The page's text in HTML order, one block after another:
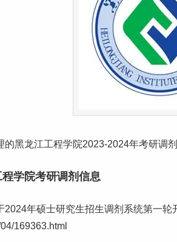
的黑龙江工程学院2023-2024年考研调
学院考研调剂信息
2024年硕士研究生招生调剂系统第一轮
169363.html